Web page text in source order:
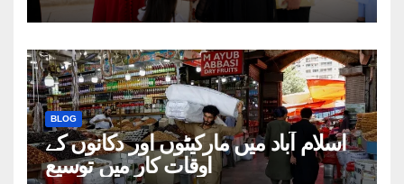
BLOG
اسلام آباد میں مارکیٹوں اور دکانوں کے
اوقات کار میں توسیع